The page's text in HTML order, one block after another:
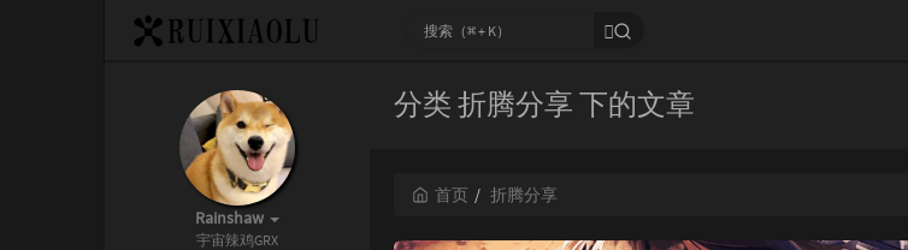
Rainshaw
宇宙辣鸡GRX
分类 折腾分享 下的文章
首页 折腾分享